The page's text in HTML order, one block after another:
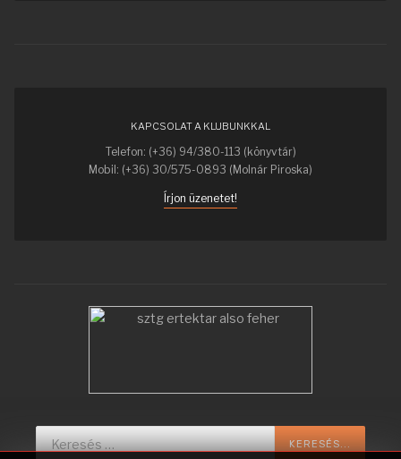
KAPCSOLAT A KLUBUNKKAL
Telefon: (+36) 94/380-113 (könyvtár)
Mobil: (+36) 30/575-0893 (Molnár Piroska)
Írjon üzenetet!
Keresés...
KERESÉS...